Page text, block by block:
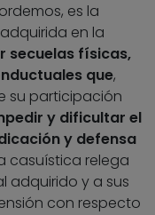
es la
en la
secuelas físicas,
que,
su participación
y dificultar el
y defensa
casuística relega
adquirido y a sus
con respecto